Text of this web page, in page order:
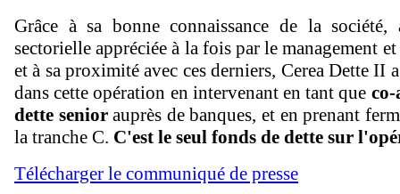
Grâce à sa bonne connaissance de la société,
sectorielle appréciée à la fois par le management
et à sa proximité avec ces derniers, Cerea Dette II
dans cette opération en intervenant en tant que
dette seniorauprès de banques, et en prenant
la tranche C. C'est le seul fonds de dette sur
Télécharger le communiqué de presse